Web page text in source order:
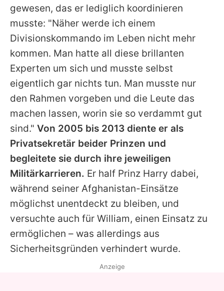
gewesen, das er lediglich koordinieren
musste: "Näher werde ich einem
Divisionskommando im Leben nicht mehr
kommen. Man hatte all diese brillanten
Experten um sich und musste selbst
eigentlich gar nichts tun. Man musste nur
den Rahmen vorgeben und die Leute das
machen lassen, worin sie so verdammt gut
sind." Von 2005 bis 2013 diente er als
Privatsekretär beider Prinzen und
begleitete sie durch ihre jeweiligen
Militärkarrieren. Er half Prinz Harry dabei,
während seiner Afghanistan-Einsätze
möglichst unentdeckt zu bleiben, und
versuchte auch für William, einen Einsatz zu
ermöglichen – was allerdings aus
Sicherheitsgründen verhindert wurde.
Anzeige